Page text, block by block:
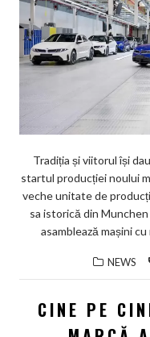
Tradiția și viitorul își
startul producției noului
veche unitate de
sa istorică din
asamblează mașini
NEWS
CINE PE